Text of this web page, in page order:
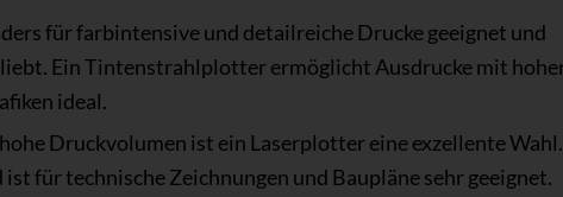
für farbintensive und detailreiche Drucke geeignet und
Ein Tintenstrahlplotter ermöglicht Ausdrucke mit
ideal.
Druckvolumen ist ein Laserplotter eine exzellente
für technische Zeichnungen und Baupläne sehr geeignet.